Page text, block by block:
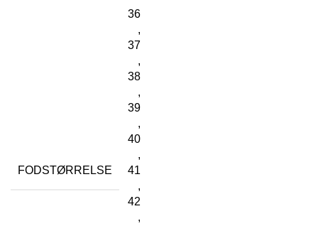
FODSTØRRELSE
36
,
37
,
38
,
39
,
40
,
41
,
42
,